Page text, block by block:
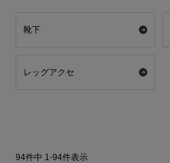
靴下
レッグアクセ
94件中 1-94件表示